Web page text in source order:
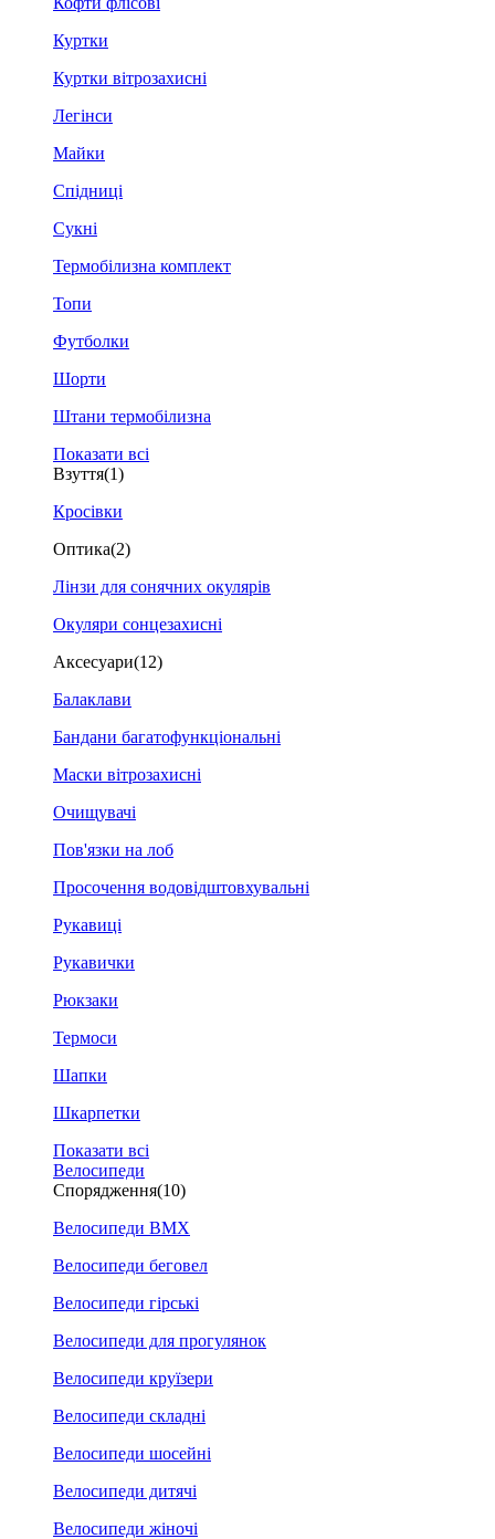
Куртки
Куртки вітрозахисні
Легінси
Майки
Спідниці
Сукні
Термобілизна комплект
Топи
Футболки
Шорти
Штани термобілизна
Показати всі
Взуття(1)
Кросівки
Оптика(2)
Лінзи для сонячних окулярів
Окуляри сонцезахисні
Аксесуари(12)
Балаклави
Бандани багатофункціональні
Маски вітрозахисні
Очищувачі
Пов'язки на лоб
Просочення водовідштовхувальні
Рукавиці
Рукавички
Рюкзаки
Термоси
Шапки
Шкарпетки
Показати всі
Велосипеди
Спорядження(10)
Велосипеди BMX
Велосипеди беговел
Велосипеди гірські
Велосипеди для прогулянок
Велосипеди круїзери
Велосипеди складні
Велосипеди шосейні
Велосипеди дитячі
Велосипеди жіночі